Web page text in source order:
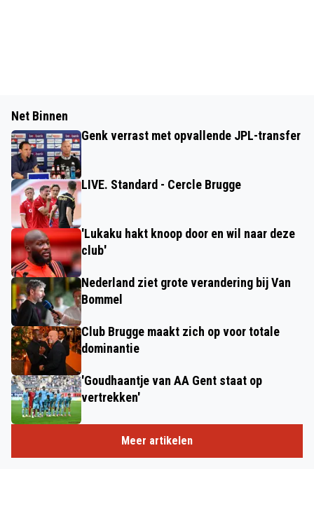
Net Binnen
Genk verrast met opvallende JPL-transfer
LIVE. Standard - Cercle Brugge
'Lukaku hakt knoop door en wil naar deze
club'
Nederland ziet grote verandering bij Van
Bommel
Club Brugge maakt zich op voor totale
dominantie
'Goudhaantje van AA Gent staat op
vertrekken'
Meer artikelen